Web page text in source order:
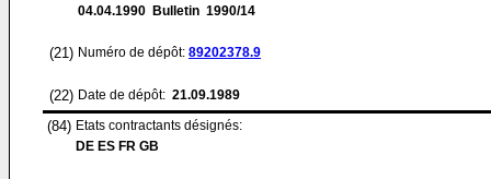
04.04.1990 Bulletin 1990/14
(21) Numéro de dépôt: 89202378.9
(22) Date de dépôt: 21.09.1989
(84) Etats contractants désignés:
DE ES FR GB